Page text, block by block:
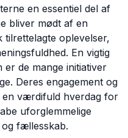
en essentiel del af
bliver mødt af en
tilrettelagte oplevelser,
En vigtig
de mange initiativer
Deres engagement og
en værdifuld hverdag for
uforglemmelige
fællesskab.